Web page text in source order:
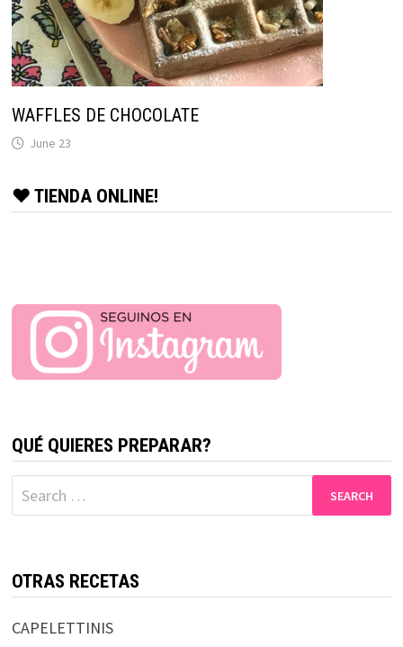
WAFFLES DE CHOCOLATE
June 23
♥ TIENDA ONLINE!
QUÉ QUIERES PREPARAR?
Search
for:
OTRAS RECETAS
CAPELETTINIS